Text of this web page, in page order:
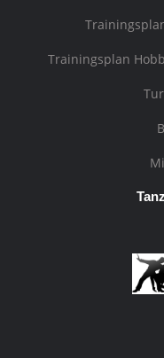
Trainingsplan